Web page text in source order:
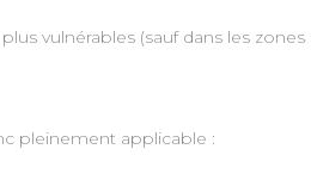
vulnérables (sauf dans les zones
pleinement applicable :